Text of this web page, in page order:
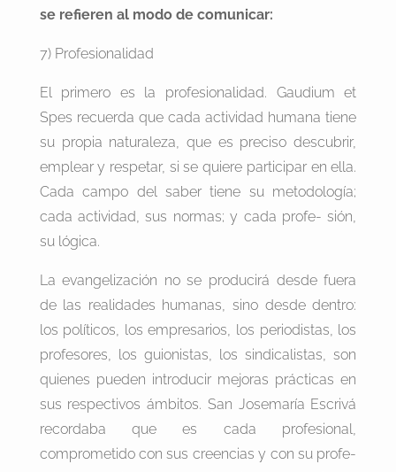
se refieren al modo de comunicar:
7) Profesionalidad
El primero es la profesionalidad. Gaudium et
Spes recuerda que cada actividad humana tiene
su propia naturaleza, que es preciso descubrir,
emplear y respetar, si se quiere participar en ella.
Cada campo del saber tiene su metodología;
cada actividad, sus normas; y cada profe- sión,
su lógica.
La evangelización no se producirá desde fuera
de las realidades humanas, sino desde dentro:
los políticos, los empresarios, los periodistas, los
profesores, los guionistas, los sindicalistas, son
quienes pueden introducir mejoras prácticas en
sus respectivos ámbitos. San Josemaría Escrivá
recordaba que es cada profesional,
comprometido con sus creencias y con su profe-